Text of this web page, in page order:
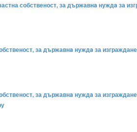
собственост, за държавнa нуждa за
за държавнa нуждa за
за държавнa нуждa за